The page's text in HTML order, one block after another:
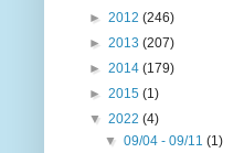
► 2012 (246)
► 2013 (207)
► 2014 (179)
► 2015 (1)
▼ 2022 (4)
▼09/04 - 09/11(1)